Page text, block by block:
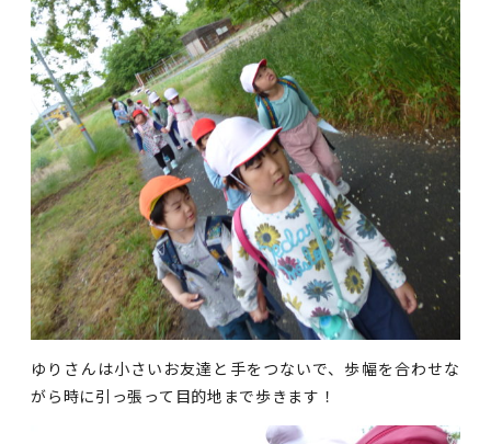
ゆりさんは小さいお友達と手をつないで、歩幅を合わせな
がら時に引っ張って目的地まで歩きます！